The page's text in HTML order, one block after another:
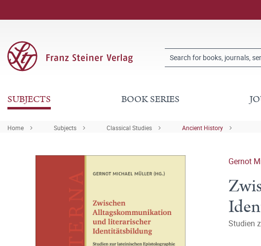
SUBJECTS BOOK SERIES
Home Subjects Classical Studies Ancient History
Gernot
Studien